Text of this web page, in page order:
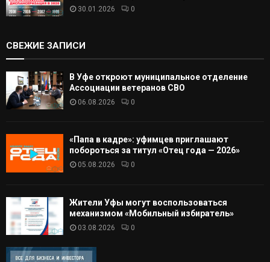
30.01.2026 0
СВЕЖИЕ ЗАПИСИ
В Уфе откроют муниципальное отделение
Ассоциации ветеранов СВО
06.08.2026 0
«Папа в кадре»: уфимцев приглашают
побороться за титул «Отец года — 2026»
05.08.2026 0
Жители Уфы могут воспользоваться
механизмом «Мобильный избиратель»
03.08.2026 0